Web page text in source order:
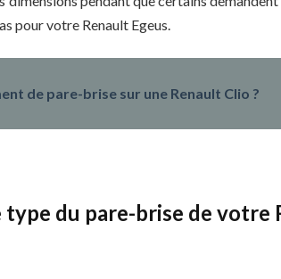
pour votre Renault Egeus.
de pare-brise sur une Renault Clio ?
du pare-brise de votre